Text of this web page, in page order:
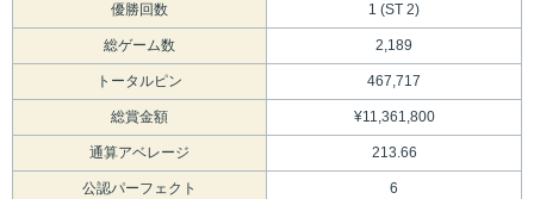
優勝回数 1 (ST 2)
総ゲーム数 2,189
トータルピン 467,717
総賞金額 ¥11,361,800
通算アベレージ 213.66
公認パーフェクト 6